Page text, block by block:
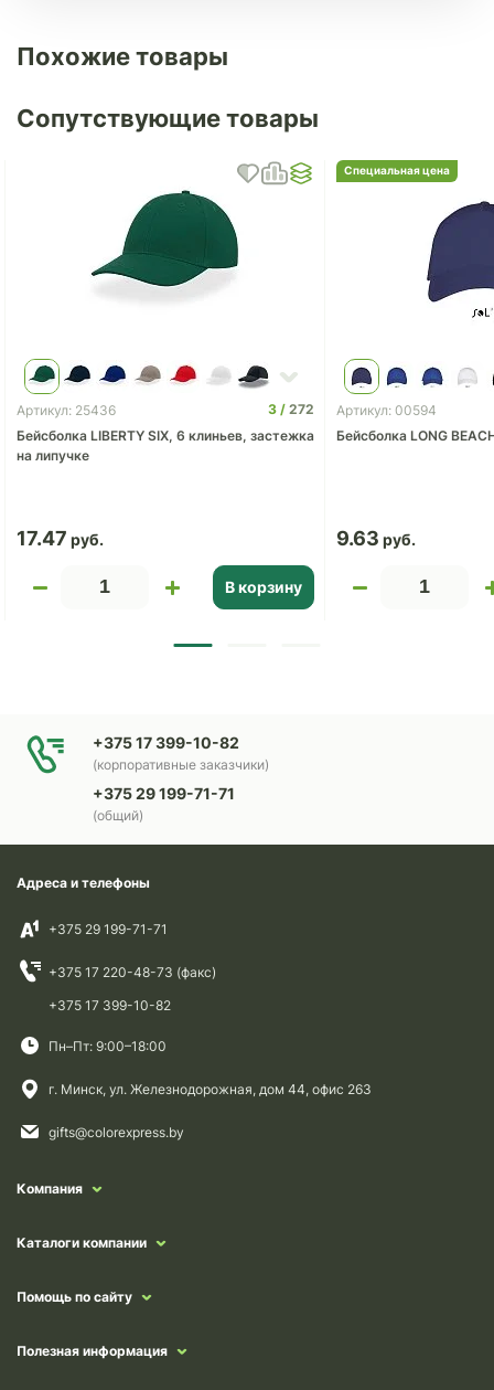
Похожие товары
Сопутствующие товары
Артикул: 25436 3
272
Бейсболка LIBERTY SIX, 6 клиньев, застежка
на липучке
17.47
В корзину
Специальная цена
Артикул: 00594
Бейсболка LONG
9.63
+375 17 399-10-82
(корпоративные заказчики)
+375 29 199-71-71
(общий)
Адреса и телефоны
+375 29 199-71-71
+375 17 220-48-73 (факс)
+375 17 399-10-82
Пн–Пт: 9:00–18:00
г. Минск, ул. Железнодорожная, дом 44, офис 263
gifts@colorexpress.by
Компания
Каталоги компании
Помощь по сайту
Полезная информация